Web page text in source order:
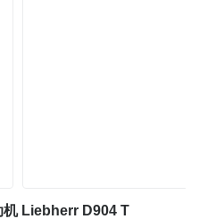
Liebherr D904 T